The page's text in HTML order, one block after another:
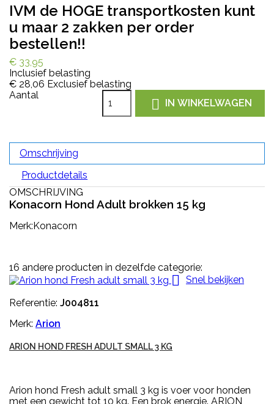
IVM de HOGE transportkosten kunt
u maar 2 zakken per order
bestellen!!
€ 33,95
Inclusief belasting
€ 28,06 Exclusief belasting
Aantal
 IN WINKELWAGEN
Omschrijving
Productdetails
OMSCHRIJVING
Konacorn Hond Adult brokken 15 kg
Merk:Konacorn
16 andere producten in dezelfde categorie:
 Snel bekijken
Referentie: J004811
Merk: Arion
ARION HOND FRESH ADULT SMALL 3 KG
Arion hond Fresh adult small 3 kg is voer voor honden
met een gewicht tot 10 kg. Een brok energie. ARION